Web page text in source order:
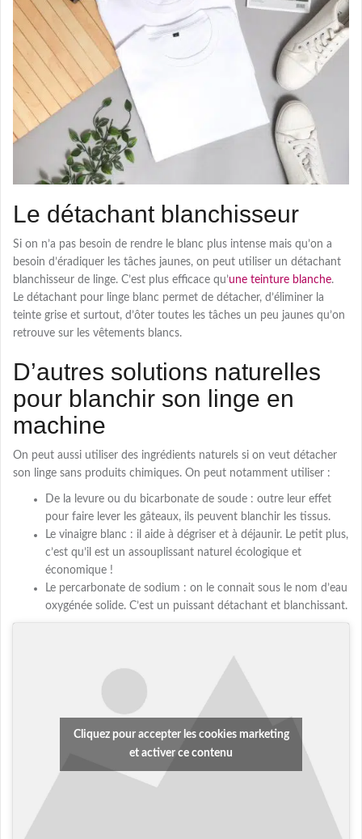
Le détachant blanchisseur
Si on n’a pas besoin de rendre le blanc plus intense mais qu’on a
besoin d’éradiquer les tâches jaunes, on peut utiliser un détachant
blanchisseur de linge. C’est plus efficace qu’une teinture blanche.
Le détachant pour linge blanc permet de détacher, d’éliminer la
teinte grise et surtout, d’ôter toutes les tâches un peu jaunes qu’on
retrouve sur les vêtements blancs.
D’autres solutions naturelles
pour blanchir son linge en
machine
On peut aussi utiliser des ingrédients naturels si on veut détacher
son linge sans produits chimiques. On peut notamment utiliser :
De la levure ou du bicarbonate de soude : outre leur effet
pour faire lever les gâteaux, ils peuvent blanchir les tissus.
Le vinaigre blanc : il aide à dégriser et à déjaunir. Le petit plus,
c’est qu’il est un assouplissant naturel écologique et
économique !
Le percarbonate de sodium : on le connait sous le nom d’eau
oxygénée solide. C’est un puissant détachant et blanchissant.
Cliquez pour accepter les cookies marketing
et activer ce contenu